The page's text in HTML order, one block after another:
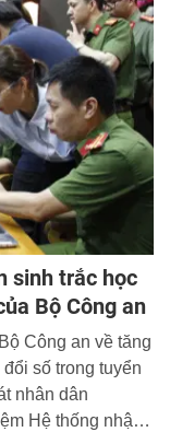
Trưởng khoa
sát nhân dân
sinh trắc học
Bộ Công an
Công an về tăng
số trong tuyển
nhân dân
Hệ thống nhận